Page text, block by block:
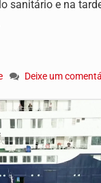
sanitário e na
Deixe um